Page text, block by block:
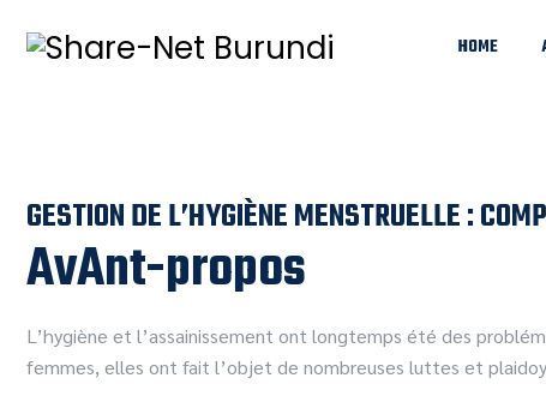
HOME
GESTION DE L’HYGIÈNE MENSTRUELLE :
AvAnt-propos
L’hygiène et l’assainissement ont longtemps été des
femmes, elles ont fait l’objet de nombreuses luttes et